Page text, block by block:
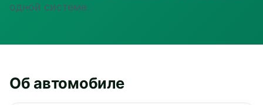
одной системе.
Об автомобиле